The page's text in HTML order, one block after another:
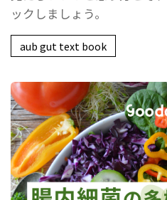
ックしましょう。
aub gut text book